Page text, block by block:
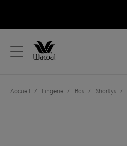
Votre pays
Langue
Accueil / Lingerie / Bas / Shortys /